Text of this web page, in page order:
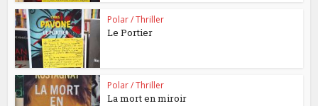
Polar / Thriller
Le Portier
Polar / Thriller
La mort en miroir